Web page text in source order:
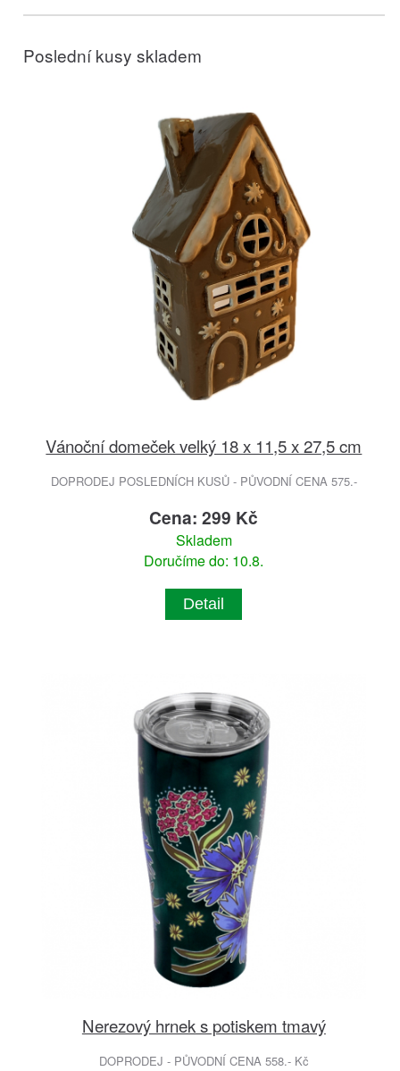
Poslední kusy skladem
Vánoční domeček velký 18 x 11,5 x 27,5 cm
DOPRODEJ POSLEDNÍCH KUSŮ - PŮVODNÍ CENA 575.-
Cena: 299 Kč
Skladem
Doručíme do: 10.8.
Detail
Nerezový hrnek s potiskem tmavý
DOPRODEJ - PŮVODNÍ CENA 558.- Kč